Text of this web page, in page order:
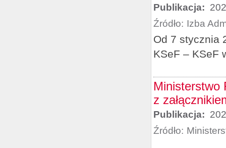
Publikacja:
Źródło: Izba
Od 7 stycznia
KSeF – KSeF
Ministerstwo
z
Publikacja:
Źródło: